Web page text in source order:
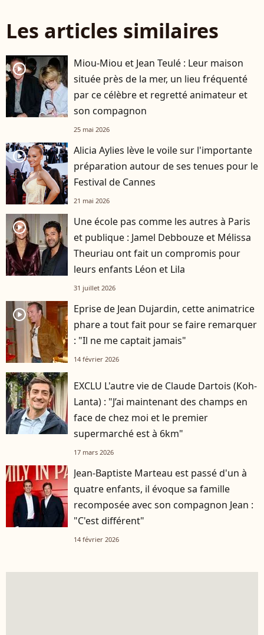
Les articles similaires
player2
Miou-Miou et Jean Teulé : Leur maison
située près de la mer, un lieu fréquenté
par ce célèbre et regretté animateur et
son compagnon
25 mai 2026
player2
Alicia Aylies lève le voile sur l'importante
préparation autour de ses tenues pour le
Festival de Cannes
21 mai 2026
player2
Une école pas comme les autres à Paris
et publique : Jamel Debbouze et Mélissa
Theuriau ont fait un compromis pour
leurs enfants Léon et Lila
31 juillet 2026
player2
Eprise de Jean Dujardin, cette animatrice
phare a tout fait pour se faire remarquer
: "Il ne me captait jamais"
14 février 2026
EXCLU L'autre vie de Claude Dartois (Koh-
Lanta) : "J’ai maintenant des champs en
face de chez moi et le premier
supermarché est à 6km"
17 mars 2026
Jean-Baptiste Marteau est passé d'un à
quatre enfants, il évoque sa famille
recomposée avec son compagnon Jean :
"C'est différent"
14 février 2026